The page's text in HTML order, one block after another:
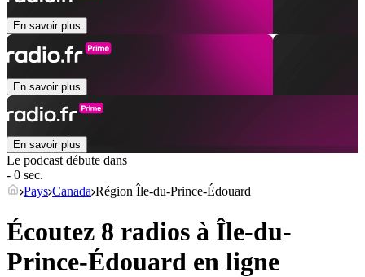
En savoir plus
En savoir plus
En savoir plus
Le podcast débute dans
- 0 sec.
Pays Canada Région Île-du-Prince-Édouard
Écoutez 8 radios à Île-du-
Prince-Édouard en ligne